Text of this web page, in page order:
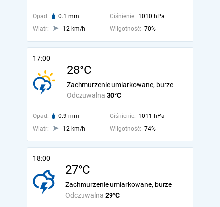
Opad: 0.1 mm Ciśnienie: 1010 hPa
Wiatr:
12 km/h Wilgotność: 70%
17:00
28°C
Odczuwalna 30°C
Zachmurzenie umiarkowane, burze
Opad: 0.9 mm Ciśnienie: 1011 hPa
Wiatr:
12 km/h Wilgotność: 74%
18:00
27°C
Odczuwalna 29°C
Zachmurzenie umiarkowane, burze